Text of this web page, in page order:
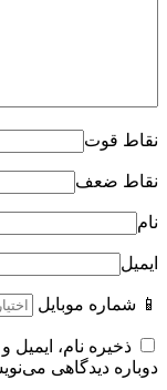
نقاط قوت
نقاط ضعف
نام
ایمیل
📱 شماره موبایل
ذخیره نام،
دوباره دیدگاهی